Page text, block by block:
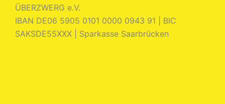
ÜBERZWERG e.V.
IBAN DE06 5905 0101 0000 0943 91 | BIC
SAKSDE55XXX | Sparkasse Saarbrücken